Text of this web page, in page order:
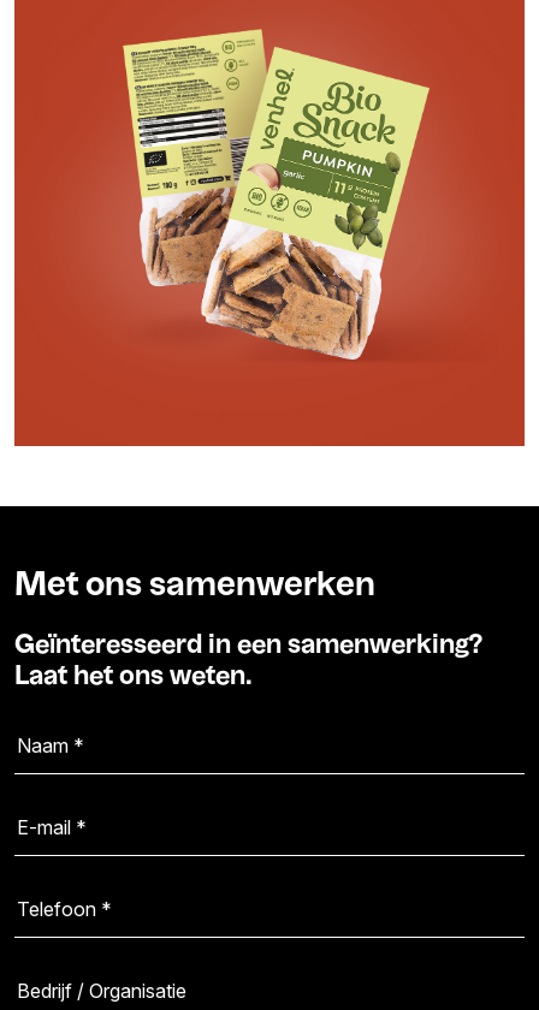
Met ons samenwerken
Geïnteresseerd in een samenwerking?
Laat het ons weten.